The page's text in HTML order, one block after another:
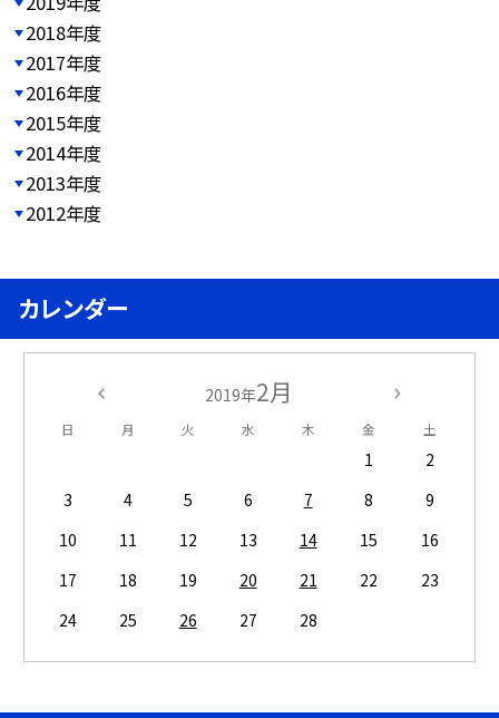
2018年度
2017年度
2016年度
2015年度
2014年度
2013年度
2012年度
カレンダー
2019年2月
日 月 火 水 木 金 土
1
2
3
4 5 6 7 8
9
10
11 12 13 14 15
16
17
18 19 20 21 22
23
24
25 26 27 28